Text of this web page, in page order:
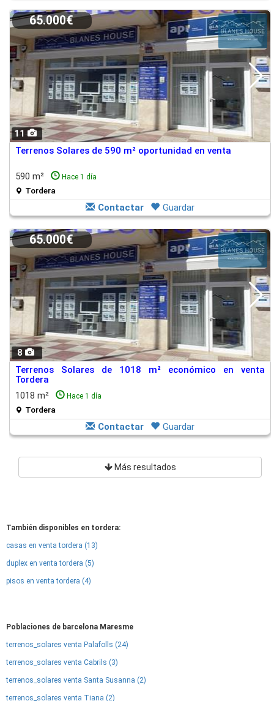
11
65.000€
Terrenos Solares de 590 m² oportunidad en venta
590 m² Hace 1 día
Tordera
Contactar Guardar
8
65.000€
Terrenos Solares de 1018 m² económico en venta
Tordera
1018 m²
Hace 1 día
Tordera
Contactar Guardar
Más resultados
También disponibles en tordera:
casas en venta tordera (13)
duplex en venta tordera (5)
pisos en venta tordera (4)
Poblaciones de barcelona Maresme
terrenos_solares venta Palafolls (24)
terrenos_solares venta Cabrils (3)
terrenos_solares venta Santa Susanna (2)
terrenos_solares venta Tiana (2)